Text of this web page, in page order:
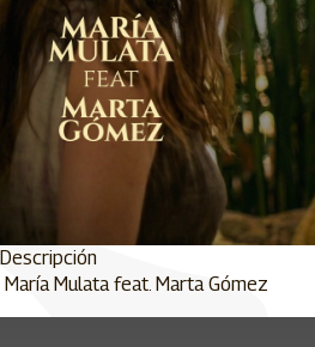
Descripción
María Mulata feat. Marta Gómez